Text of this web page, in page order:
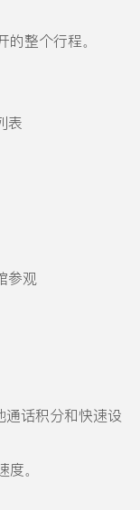
整个行程。
表
参观
话积分和快速设
度。